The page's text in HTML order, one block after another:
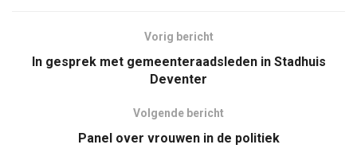
Vorig bericht
In gesprek met gemeenteraadsleden in Stadhuis
Deventer
Volgende bericht
Panel over vrouwen in de politiek